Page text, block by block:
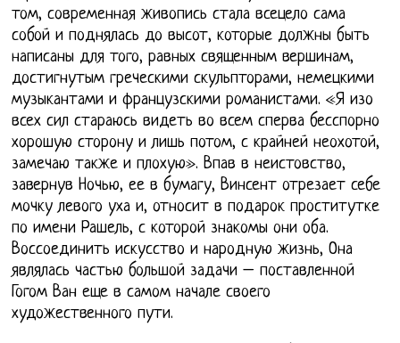
том, современная живопись стала всецело сама
собой и поднялась до высот, которые должны быть
написаны для того, равных священным вершинам,
достигнутым греческими скульпторами, немецкими
музыкантами и французскими романистами. «Я изо
всех сил стараюсь видеть во всем сперва бесспорно
хорошую сторону и лишь потом, с крайней неохотой,
замечаю также и плохую». Впав в неистовство,
завернув Ночью, ее в бумагу, Винсент отрезает себе
мочку левого уха и, относит в подарок проститутке
по имени Рашель, с которой знакомы они оба.
Воссоединить искусство и народную жизнь, Она
являлась частью большой задачи – поставленной
Гогом Ван еще в самом начале своего
художественного пути.